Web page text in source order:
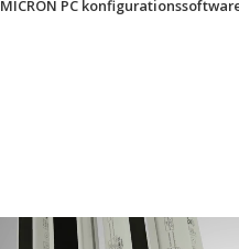
MICRON PC